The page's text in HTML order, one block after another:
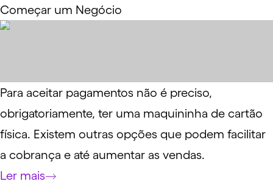
Começar um Negócio
Para aceitar pagamentos não é preciso,
obrigatoriamente, ter uma maquininha de cartão
física. Existem outras opções que podem facilitar
a cobrança e até aumentar as vendas.
Ler mais